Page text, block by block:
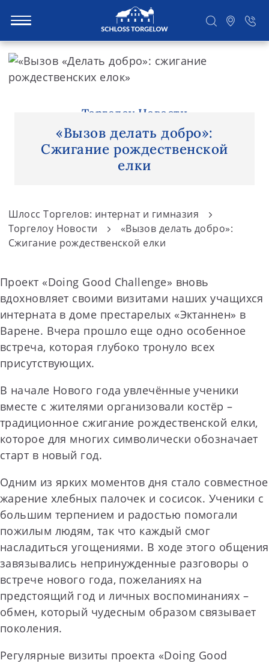
S
Торгелоу Новости
«Вызов делать добро»:
Сжигание рождественской
елки
Шлосс Торгелов: интернат и гимназия
Торгелоу Новости
«Вызов делать добро»:
Сжигание рождественской елки
Проект «Doing Good Challenge» вновь
вдохновляет своими визитами наших учащихся
интерната в доме престарелых «Эктаннен» в
Варене. Вчера прошло еще одно особенное
встреча, которая глубоко тронуло всех
присутствующих.
В начале Нового года увлечённые ученики
вместе с жителями организовали костёр –
традиционное сжигание рождественской елки,
которое для многих символически обозначает
старт в новый год.
Одним из ярких моментов дня стало совместное
жарение хлебных палочек и сосисок. Ученики с
большим терпением и радостью помогали
пожилым людям, так что каждый смог
насладиться угощениями. В ходе этого общения
завязывались непринужденные разговоры о
встрече нового года, пожеланиях на
предстоящий год и личных воспоминаниях –
обмен, который чудесным образом связывает
поколения.
Регулярные визиты проекта «Doing Good